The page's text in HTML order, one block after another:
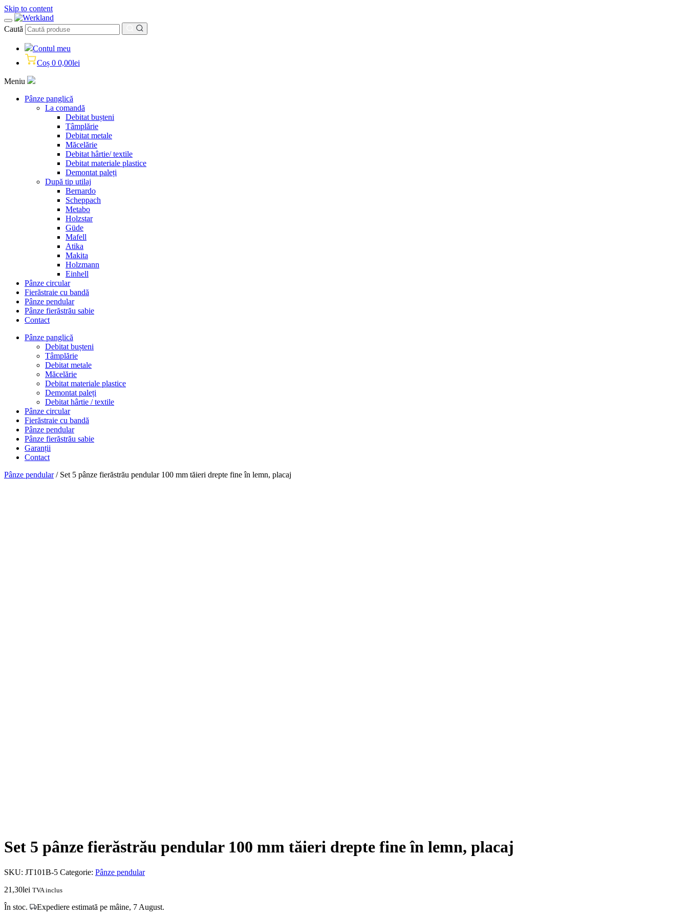
Skip to content
Caută
Contul meu
Coș 0 0,00lei
Meniu
Pânze panglică
La comandă
Debitat bușteni
Tâmplărie
Debitat metale
Măcelărie
Debitat hârtie/ textile
Debitat materiale plastice
Demontat paleți
După tip utilaj
Bernardo
Scheppach
Metabo
Holzstar
Güde
Mafell
Atika
Makita
Holzmann
Einhell
Pânze circular
Fierăstraie cu bandă
Pânze pendular
Pânze fierăstrău sabie
Contact
Pânze panglică
Debitat bușteni
Tâmplărie
Debitat metale
Măcelărie
Debitat materiale plastice
Demontat paleți
Debitat hârtie / textile
Pânze circular
Fierăstraie cu bandă
Pânze pendular
Pânze fierăstrău sabie
Garanții
Contact
Pânze pendular/ Set 5 pânze fierăstrău pendular 100 mm tăieri drepte fine în lemn, placaj
Set 5 pânze fierăstrău pendular 100 mm tăieri drepte fine în lemn, placaj
SKU: JT101B-5 Categorie: Pânze pendular
21,30lei TVA inclus
În stoc. Expediere estimată pe mâine, 7 August.